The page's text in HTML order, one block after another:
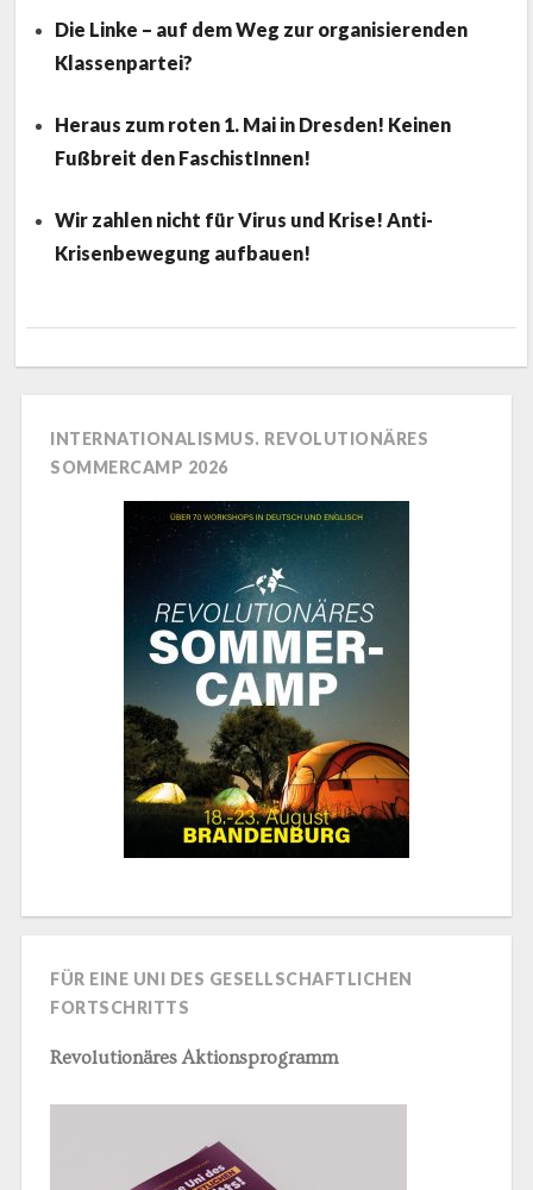
Die Linke – auf dem Weg zur organisierenden
Klassenpartei?
Heraus zum roten 1. Mai in Dresden! Keinen
Fußbreit den FaschistInnen!
Wir zahlen nicht für Virus und Krise! Anti-
Krisenbewegung aufbauen!
INTERNATIONALISMUS. REVOLUTIONÄRES
SOMMERCAMP 2026
FÜR EINE UNI DES GESELLSCHAFTLICHEN
FORTSCHRITTS
Revolutionäres Aktionsprogramm